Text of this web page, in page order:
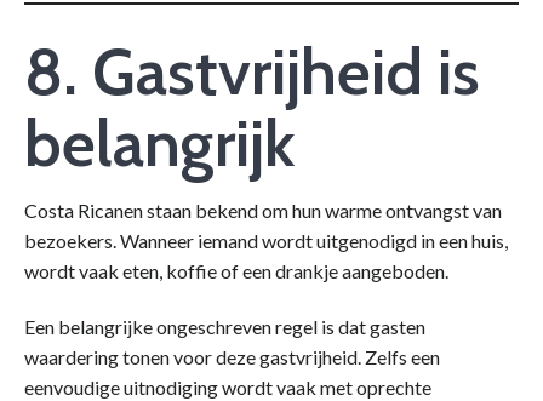
8. Gastvrijheid is
belangrijk
Costa Ricanen staan bekend om hun warme ontvangst van
bezoekers. Wanneer iemand wordt uitgenodigd in een huis,
wordt vaak eten, koffie of een drankje aangeboden.
Een belangrijke ongeschreven regel is dat gasten
waardering tonen voor deze gastvrijheid. Zelfs een
eenvoudige uitnodiging wordt vaak met oprechte